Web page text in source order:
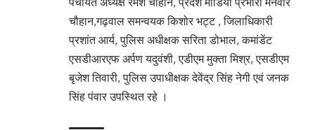
चौहान,गढ़वाल समन्वयक किशोर भट्ट , जिलाधिकारी
प्रशांत आर्य, पुलिस अधीक्षक सरिता डोभाल, कमांडेंट
एसडीआरएफ अर्पण यदुवंशी, एडीएम मुक्ता मिश्र, एसडीएम
बृजेश तिवारी, पुलिस उपाधीक्षक देवेंद्र सिंह नेगी एवं जनक
सिंह पंवार उपस्थित रहे ।